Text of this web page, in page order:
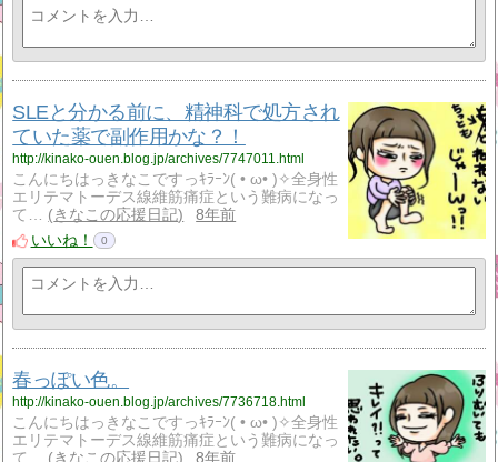
SLEと分かる前に、精神科で処方され
ていた薬で副作用かな？！
http://kinako-ouen.blog.jp/archives/7747011.html
こんにちはっきなこですっｷﾗｰﾝ( • ω• )✧全身性
エリテマトーデス線維筋痛症という難病になっ
て…
きなこの応援日記
8年前
いいね！
0
春っぽい色。
http://kinako-ouen.blog.jp/archives/7736718.html
こんにちはっきなこですっｷﾗｰﾝ( • ω• )✧全身性
エリテマトーデス線維筋痛症という難病になっ
て…
きなこの応援日記 8年前